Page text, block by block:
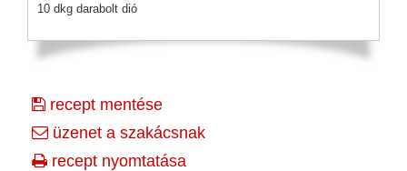
10 dkg darabolt dió
recept mentése
üzenet a szakácsnak
recept nyomtatása